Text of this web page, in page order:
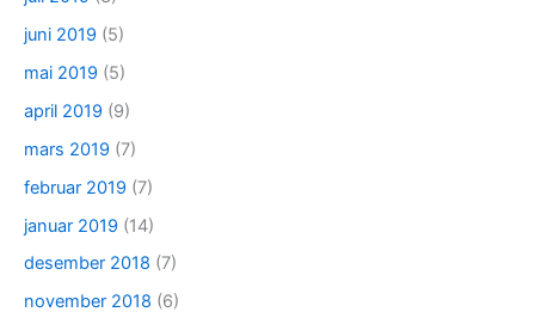
juni 2019 (5)
mai 2019 (5)
april 2019 (9)
mars 2019 (7)
februar 2019 (7)
januar 2019 (14)
desember 2018 (7)
november 2018 (6)